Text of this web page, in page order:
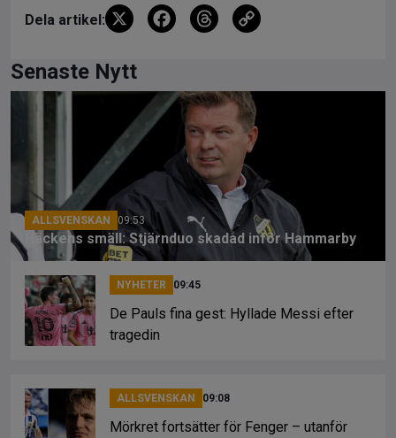
Dela artikel: X
F
b
o
o
k
T
a
d
s
Senaste Nytt
ALLSVENSKAN 09:53
Häckens smäll: Stjärnduo skadad inför Hammarby
NYHETER 09:45
De Pauls fina gest: Hyllade Messi efter
tragedin
ALLSVENSKAN 09:08
Mörkret fortsätter för Fenger – utanför